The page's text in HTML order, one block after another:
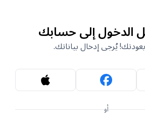
إلى حسابك
يُرجى إدخال بياناتك.
أو